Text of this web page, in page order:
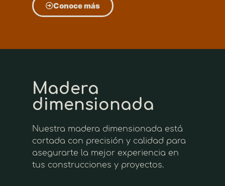
Conoce más
Madera
dimensionada
Nuestra madera dimensionada está
cortada con precisión y calidad para
asegurarte la mejor experiencia en
tus construcciones y proyectos.